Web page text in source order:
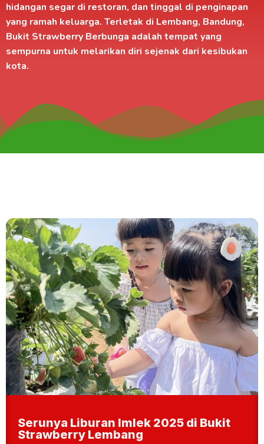
hidangan segar di restoran, dan tinggal di penginapan
yang ramah keluarga. Terletak di Lembang, Bandung,
Bukit Strawberry Berbunga adalah tempat yang
sempurna untuk melarikan diri sejenak dari kesibukan
kota.
Serunya Liburan Imlek 2025 di Bukit
Strawberry Lembang